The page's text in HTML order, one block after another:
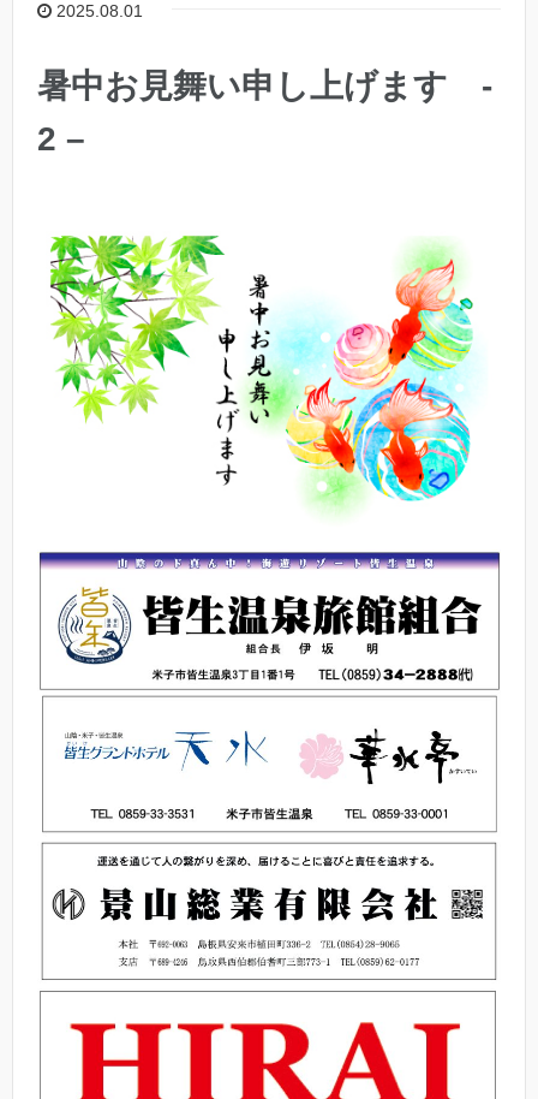
2025.08.01
暑中お見舞い申し上げます -
2 –